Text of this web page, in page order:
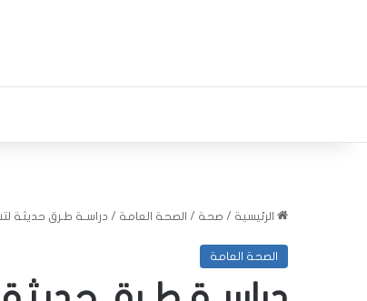
الرئيسية / صحة / الصحة العامة / دراسـة طـرق حديثة
الصحة العامة